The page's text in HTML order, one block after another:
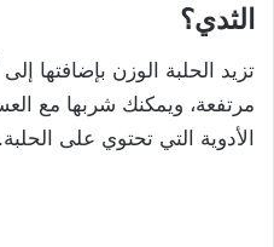
الثدي؟
تزيد الحلبة الوزن بإضافتها
مرتفعة، ويمكنك شربها مع
الأدوية التي تحتوي على الحلبة.